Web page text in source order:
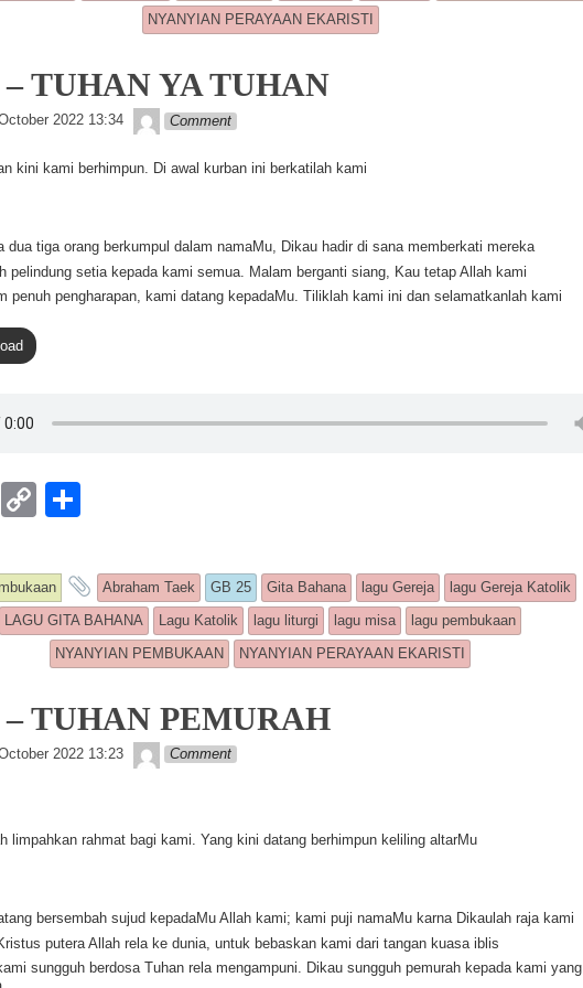
k
NYANYIAN PERAYAAN EKARISTI
– TUHAN YA TUHAN
2022 13:34 Lapopp music
Comment
kini kami berhimpun. Di awal kurban ini berkatilah kami
dua tiga orang berkumpul dalam namaMu, Dikau hadir di sana memberkati mereka
pelindung setia kepada kami semua. Malam berganti siang, Kau tetap Allah kami
penuh pengharapan, kami datang kepadaMu. Tiliklah kami ini dan selamatkanlah kami
W
A
C
p
y
Li
n
k
ar
e
entry was posted in
and tagged
Abraham Taek GB 25 Gita Bahana lagu Gereja
lagu Gereja Katolik
LAGU GITA BAHANA
Lagu Katolik lagu liturgi lagu misa
lagu pembukaan
NYANYIAN PEMBUKAAN
NYANYIAN PERAYAAN EKARISTI
– TUHAN PEMURAH
2022 13:23 Lapopp music
Comment
limpahkan rahmat bagi kami. Yang kini datang berhimpun keliling altarMu
bersembah sujud kepadaMu Allah kami; kami puji namaMu karna Dikaulah raja kami
putera Allah rela ke dunia, untuk bebaskan kami dari tangan kuasa iblis
sungguh berdosa Tuhan rela mengampuni. Dikau sungguh pemurah kepada kami yang